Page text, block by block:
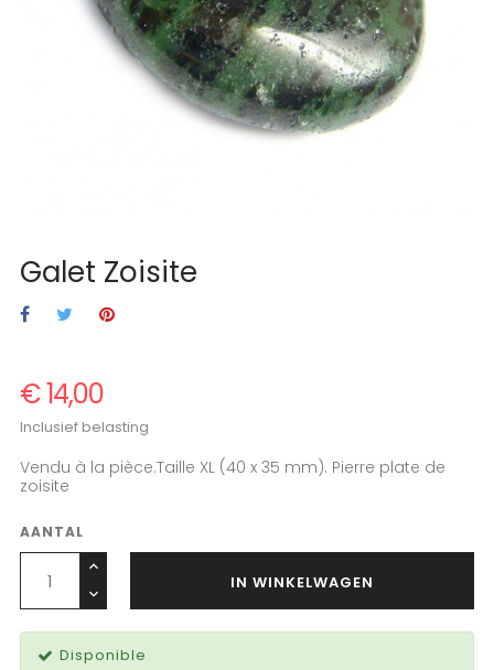
Galet Zoisite
€ 14,00
Inclusief belasting
Vendu à la pièce.Taille XL (40 x 35 mm). Pierre plate de
zoisite
AANTAL
IN WINKELWAGEN
Disponible